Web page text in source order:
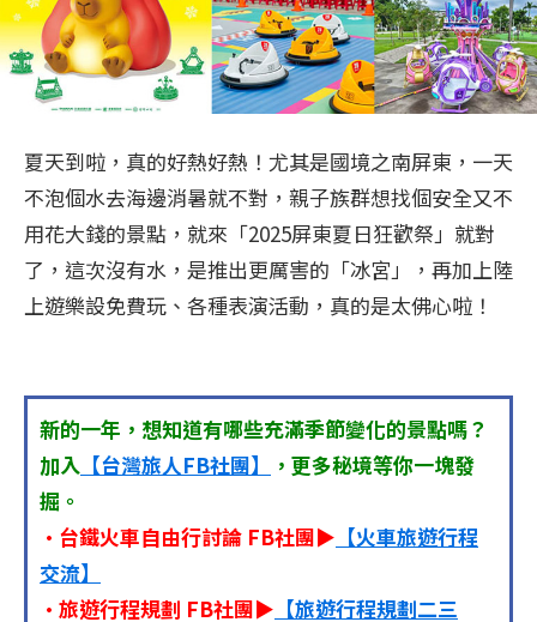
夏天到啦，真的好熱好熱！尤其是國境之南屏東，一天
不泡個水去海邊消暑就不對，親子族群想找個安全又不
用花大錢的景點，就來「2025屏東夏日狂歡祭」就對
了，這次沒有水，是推出更厲害的「冰宮」，再加上陸
上遊樂設免費玩、各種表演活動，真的是太佛心啦！
新的一年，想知道有哪些充滿季節變化的景點嗎？
加入 【台灣旅人FB社團】
，更多秘境等你一塊發
掘。
•台鐵火車自由行討論 FB社團▶ 【火車旅遊行程
交流】
•旅遊行程規劃 FB社團▶ 【旅遊行程規劃二三